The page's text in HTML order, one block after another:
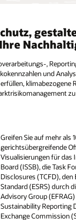
,
und
klimabezogene
Greifen Sie auf mehr als
gerichtsübergreifende
Visualisierungen für das
Board (ISSB), die Task
Disclosures (TCFD),
Standard (ESRS) durch
Advisory Group
Sustainability Reporting
Exchange Commission
Finanzreporting sowie
Analysieren Sie
eines umfangreichen
Dashboards.
Wichtige
Intelligence
Integriertes Risiko- und
der BCBS 239-
Risikodaten
von Berichten und
(PDF)
Anwendung
Möglichkeit der
von
Geschäftseinblicken